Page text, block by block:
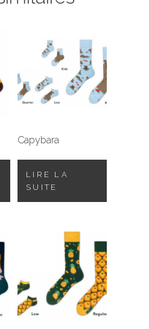
Capybara
LIRE LA
SUITE